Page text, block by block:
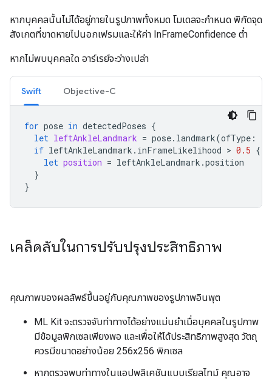
หากบุคคลนั้นไม่ได้อยู่ภายในรูปภาพทั้งหมด โมเดลจะกำหนด พิกัดจุด
สังเกตที่ขาดหายไปนอกเฟรมและให้ค่า InFrameConfidence ต่ำ
หากไม่พบบุคคลใด อาร์เรย์จะว่างเปล่า
Swift Objective-C
for pose in detectedPoses {
let leftAnkleLandmark = pose. landmark(ofType :
if leftAnkleLandmark . inFrameLikelihood > 0.5 {
let position = leftAnkleLandmark .position
}
}
เคล็ดลับในการปรับปรุงประสิทธิภาพ
คุณภาพของผลลัพธ์ขึ้นอยู่กับคุณภาพของรูปภาพอินพุต
ML Kit จะตรวจจับท่าทางได้อย่างแม่นยำเมื่อบุคคลในรูปภาพ
มีข้อมูลพิกเซลเพียงพอ และเพื่อให้ได้ประสิทธิภาพสูงสุด วัตถุ
ควรมีขนาดอย่างน้อย 256x256 พิกเซล
หากตรวจพบท่าทางในแอปพลิเคชันแบบเรียลไทม์ คุณอาจ